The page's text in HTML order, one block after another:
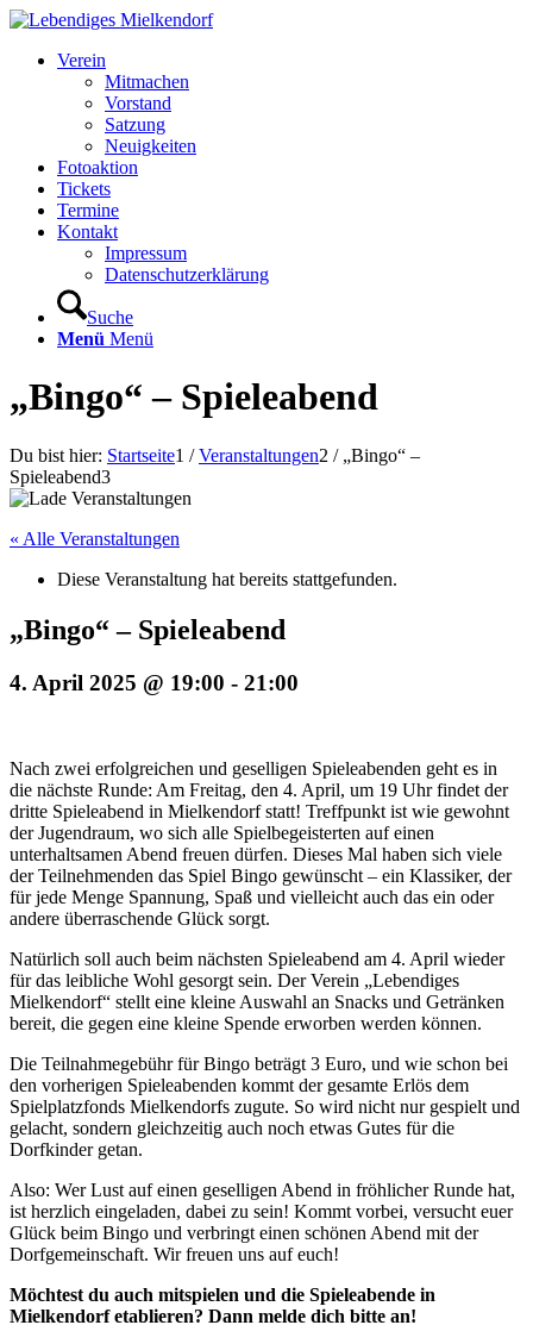
Verein
Mitmachen
Vorstand
Satzung
Neuigkeiten
Fotoaktion
Tickets
Termine
Kontakt
Impressum
Datenschutzerklärung
Suche
Menü Menü
„Bingo“ – Spieleabend
Du bist hier: Startseite1 / Veranstaltungen2 / „Bingo“ –
Spieleabend3
« Alle Veranstaltungen
Diese Veranstaltung hat bereits stattgefunden.
„Bingo“ – Spieleabend
4. April 2025 @ 19:00 - 21:00
Nach zwei erfolgreichen und geselligen Spieleabenden geht es in
die nächste Runde: Am Freitag, den 4. April, um 19 Uhr findet der
dritte Spieleabend in Mielkendorf statt! Treffpunkt ist wie gewohnt
der Jugendraum, wo sich alle Spielbegeisterten auf einen
unterhaltsamen Abend freuen dürfen. Dieses Mal haben sich viele
der Teilnehmenden das Spiel Bingo gewünscht – ein Klassiker, der
für jede Menge Spannung, Spaß und vielleicht auch das ein oder
andere überraschende Glück sorgt.
Natürlich soll auch beim nächsten Spieleabend am 4. April wieder
für das leibliche Wohl gesorgt sein. Der Verein „Lebendiges
Mielkendorf“ stellt eine kleine Auswahl an Snacks und Getränken
bereit, die gegen eine kleine Spende erworben werden können.
Die Teilnahmegebühr für Bingo beträgt 3 Euro, und wie schon bei
den vorherigen Spieleabenden kommt der gesamte Erlös dem
Spielplatzfonds Mielkendorfs zugute. So wird nicht nur gespielt und
gelacht, sondern gleichzeitig auch noch etwas Gutes für die
Dorfkinder getan.
Also: Wer Lust auf einen geselligen Abend in fröhlicher Runde hat,
ist herzlich eingeladen, dabei zu sein! Kommt vorbei, versucht euer
Glück beim Bingo und verbringt einen schönen Abend mit der
Dorfgemeinschaft. Wir freuen uns auf euch!
Möchtest du auch mitspielen und die Spieleabende in
Mielkendorf etablieren? Dann melde dich bitte an!